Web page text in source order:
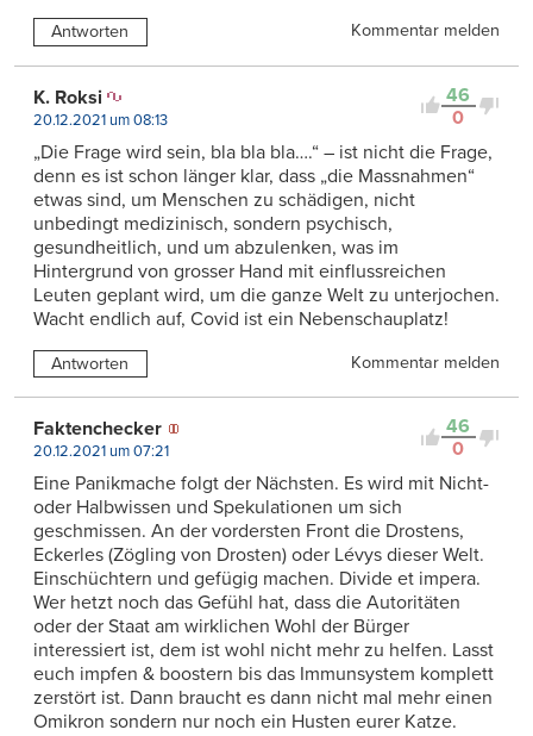
Antworten Kommentar melden
46
0
K. Roksi
20.12.2021 um 08:13
„Die Frage wird sein, bla bla bla….“ – ist nicht die Frage,
denn es ist schon länger klar, dass „die Massnahmen“
etwas sind, um Menschen zu schädigen, nicht
unbedingt medizinisch, sondern psychisch,
gesundheitlich, und um abzulenken, was im
Hintergrund von grosser Hand mit einflussreichen
Leuten geplant wird, um die ganze Welt zu unterjochen.
Wacht endlich auf, Covid ist ein Nebenschauplatz!
Antworten Kommentar melden
46
0
Faktenchecker
20.12.2021 um 07:21
Eine Panikmache folgt der Nächsten. Es wird mit Nicht-
oder Halbwissen und Spekulationen um sich
geschmissen. An der vordersten Front die Drostens,
Eckerles (Zögling von Drosten) oder Lévys dieser Welt.
Einschüchtern und gefügig machen. Divide et impera.
Wer hetzt noch das Gefühl hat, dass die Autoritäten
oder der Staat am wirklichen Wohl der Bürger
interessiert ist, dem ist wohl nicht mehr zu helfen. Lasst
euch impfen & boostern bis das Immunsystem komplett
zerstört ist. Dann braucht es dann nicht mal mehr einen
Omikron sondern nur noch ein Husten eurer Katze.